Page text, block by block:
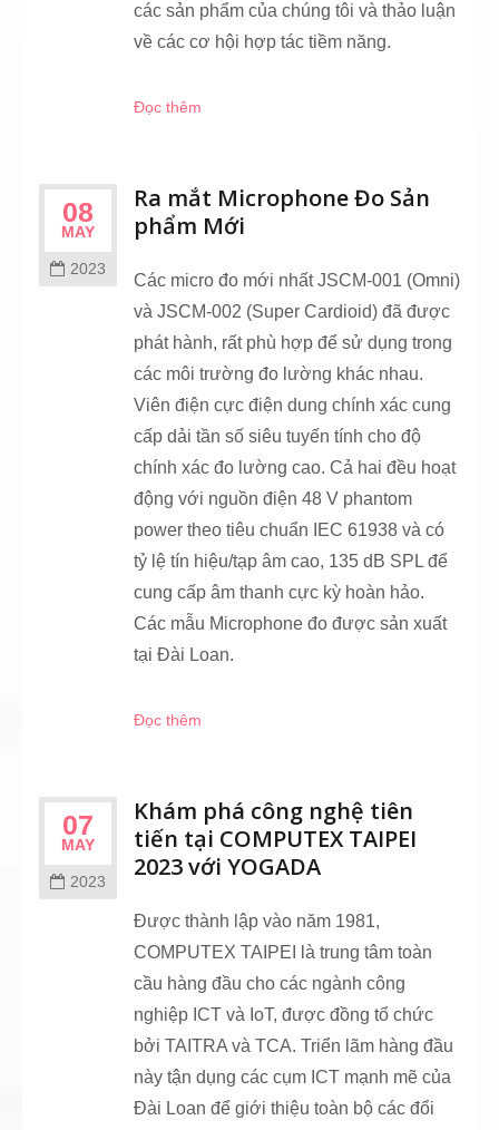
các sản phẩm của chúng tôi và thảo luận
về các cơ hội hợp tác tiềm năng.
Đọc thêm
08
MAY
2023
Ra mắt Microphone Đo Sản
phẩm Mới
Các micro đo mới nhất JSCM-001 (Omni)
và JSCM-002 (Super Cardioid) đã được
phát hành, rất phù hợp để sử dụng trong
các môi trường đo lường khác nhau.
Viên điện cực điện dung chính xác cung
cấp dải tần số siêu tuyến tính cho độ
chính xác đo lường cao. Cả hai đều hoạt
động với nguồn điện 48 V phantom
power theo tiêu chuẩn IEC 61938 và có
tỷ lệ tín hiệu/tạp âm cao, 135 dB SPL để
cung cấp âm thanh cực kỳ hoàn hảo.
Các mẫu Microphone đo được sản xuất
tại Đài Loan.
Đọc thêm
07
MAY
2023
Khám phá công nghệ tiên
tiến tại COMPUTEX TAIPEI
2023 với YOGADA
Được thành lập vào năm 1981,
COMPUTEX TAIPEI là trung tâm toàn
cầu hàng đầu cho các ngành công
nghiệp ICT và IoT, được đồng tổ chức
bởi TAITRA và TCA. Triển lãm hàng đầu
này tận dụng các cụm ICT mạnh mẽ của
Đài Loan để giới thiệu toàn bộ các đổi